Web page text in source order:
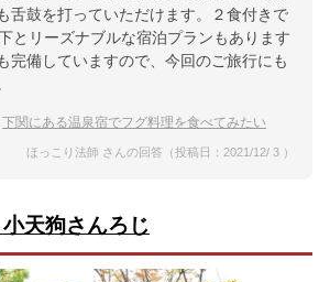
舌鼓を打っていただけます。２食付きで
とリーズナブルな宿泊プランもあります
完備していますので、今回のご旅行にも
下関にある温泉宿でフグ料理を食べてみたい
ほっこり法師 さんの回答（投稿日：2021/12/ 3 ）
天狗さんろじ